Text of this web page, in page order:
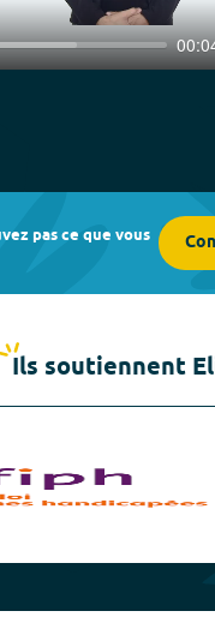
pas ce que vous
Ils soutiennent